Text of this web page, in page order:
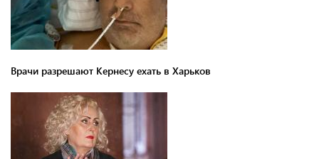
Врачи разрешают Кернесу ехать в Харьков